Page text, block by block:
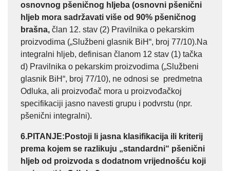
osnovnog pšeničnog hljeba (osnovni pšenični
hljeb mora sadržavati više od 90% pšeničnog
brašna, član 12. stav (2) Pravilnika o pekarskim
proizvodima („Službeni glasnik BiH“, broj 77/10).Na
integralni hljeb, definisan članom 12 stav (1) tačka
d) Pravilnika o pekarskim proizvodima („Službeni
glasnik BiH“, broj 77/10), ne odnosi se predmetna
Odluka, ali proizvođač mora u proizvođačkoj
specifikaciji jasno navesti grupu i podvrstu (npr.
pšenični integralni).
6.PITANJE:Postoji li jasna klasifikacija ili kriterij
prema kojem se razlikuju „standardni“ pšenični
hljeb od proizvoda s dodatnom vrijednošću koji